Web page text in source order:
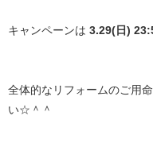
キャンペーンは 3.29(日)
全体的なリフォームのご用
い☆＾＾